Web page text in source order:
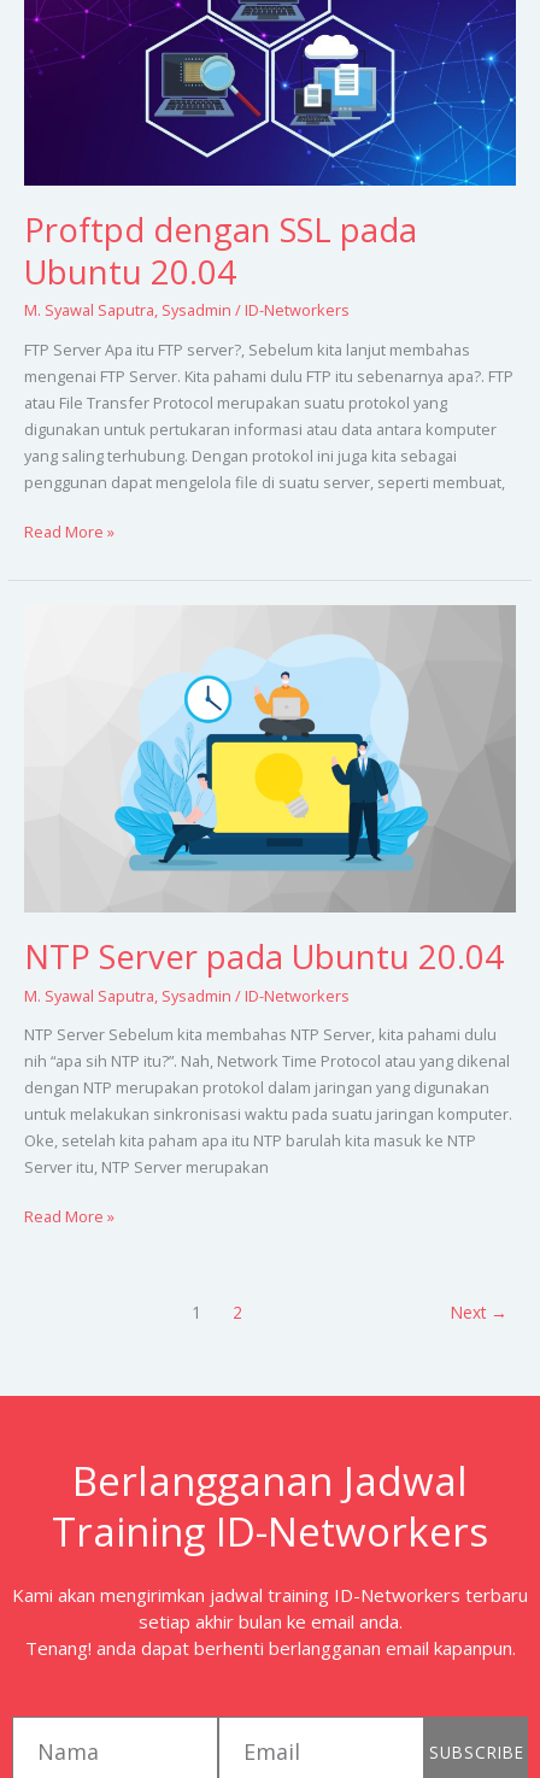
Proftpd dengan SSL pada
Ubuntu 20.04
M. Syawal Saputra, Sysadmin / ID-Networkers
FTP Server Apa itu FTP server?, Sebelum kita lanjut membahas
mengenai FTP Server. Kita pahami dulu FTP itu sebenarnya apa?. FTP
atau File Transfer Protocol merupakan suatu protokol yang
digunakan untuk pertukaran informasi atau data antara komputer
yang saling terhubung. Dengan protokol ini juga kita sebagai
penggunan dapat mengelola file di suatu server, seperti membuat,
20.04
Read More »
NTP Server pada Ubuntu 20.04
M. Syawal Saputra Sysadmin / ID-Networkers
NTP Server Sebelum kita membahas NTP Server, kita pahami dulu
nih “apa sih NTP itu?”. Nah, Network Time Protocol atau yang dikenal
dengan NTP merupakan protokol dalam jaringan yang digunakan
untuk melakukan sinkronisasi waktu pada suatu jaringan komputer.
Oke, setelah kita paham apa itu NTP barulah kita masuk ke NTP
Server itu, NTP Server merupakan
Read More »
1 2 Next →
Berlangganan Jadwal
Training ID-Networkers
Kami akan mengirimkan jadwal training ID-Networkers terbaru
setiap akhir bulan ke email anda.
Tenang! anda dapat berhenti berlangganan email kapanpun.
SUBSCRIBE